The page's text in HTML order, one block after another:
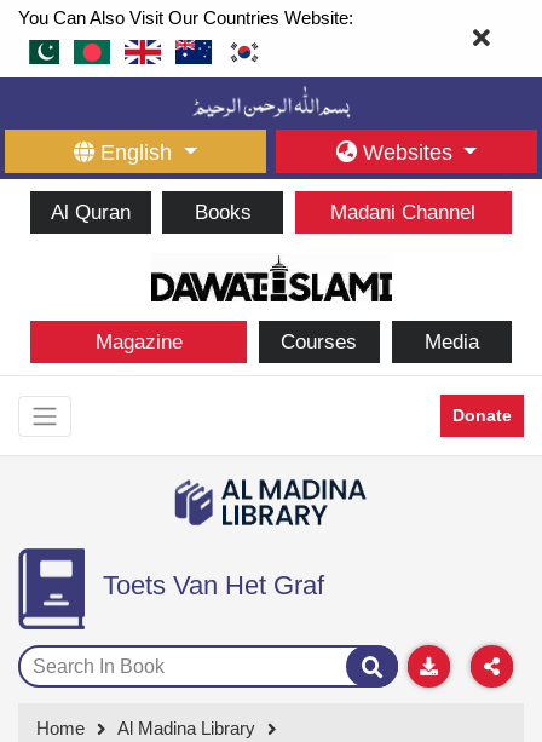
You Can Also Visit Our Countries Website:
English Websites
Al Quran Books Madani Channel
Magazine Courses Media
Donate
Toets Van Het Graf
Home
Al Madina Library